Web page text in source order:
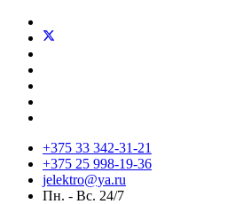
+375 33 342-31-21
+375 25 998-19-36
jelektro@ya.ru
Пн. - Вс. 24/7